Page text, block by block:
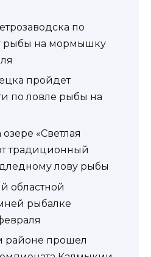
по
рыбы на мормышку
пройдет
по ловле рыбы на
«Светлая
традиционный
лову рыбы
областной
рыбалке
районе прошел